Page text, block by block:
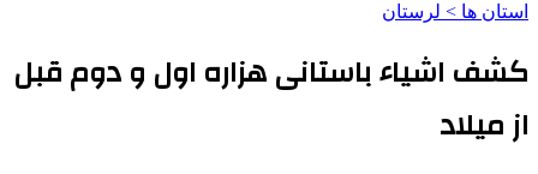
استان ها > لرستان
کشف اشیاء باستانی هزاره اول و دوم قبل
از میلاد